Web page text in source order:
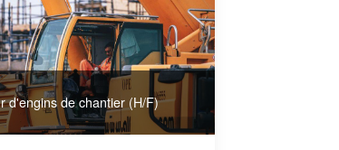
d'engins de chantier (H/F)